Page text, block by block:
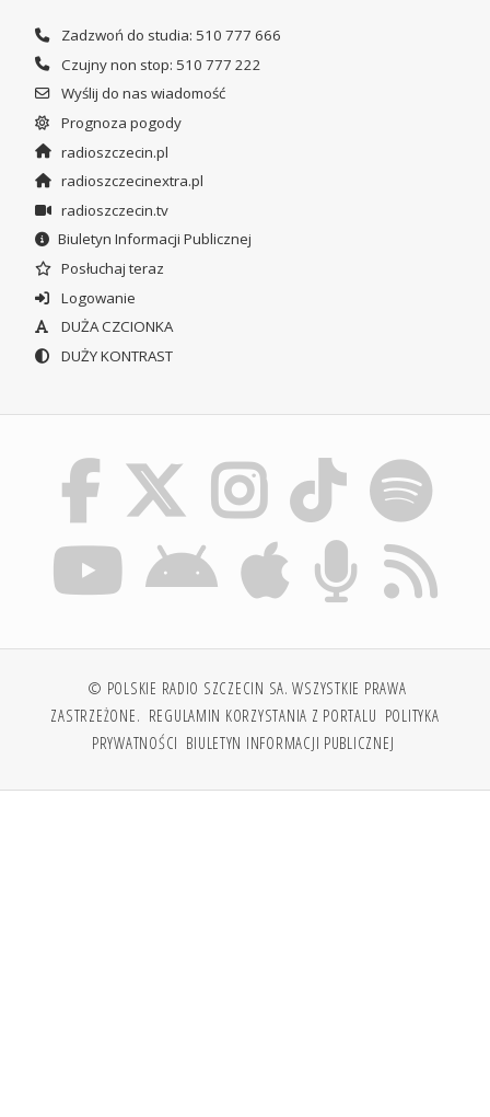
Zadzwoń do studia: 510 777 666
Czujny non stop: 510 777 222
Wyślij do nas wiadomość
Prognoza pogody
radioszczecin.pl
radioszczecinextra.pl
radioszczecin.tv
Biuletyn Informacji Publicznej
Posłuchaj teraz
Logowanie
DUŻA CZCIONKA
DUŻY KONTRAST
© POLSKIE RADIO SZCZECIN SA. WSZYSTKIE PRAWA
ZASTRZEŻONE. REGULAMIN KORZYSTANIA Z PORTALU POLITYKA
PRYWATNOŚCI BIULETYN INFORMACJI PUBLICZNEJ